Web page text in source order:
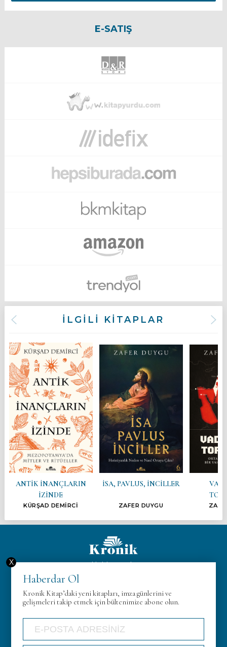
E-SATIŞ
İLGİLİ KİTAPLAR
ANTİK İNANÇLARIN
İZİNDE
KÜRŞAD DEMİRCİ
İSA, PAVLUS, İNCİLLER
ZAFER DUYGU
Hakkımızda
Gizlilik Politikası
İletişim
Haberdar Ol
Kronik Kitap’daki yeni kitapları, imza günlerini ve
gelişmeleri takip etmek için bültenimize abone olun.
X